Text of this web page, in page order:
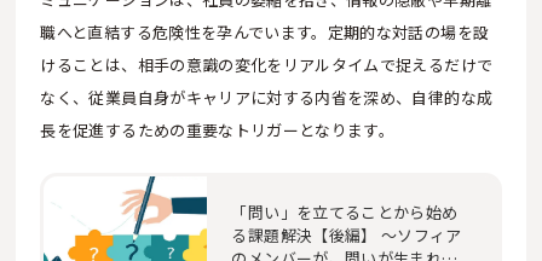
職へと直結する危険性を孕んでいます。定期的な対話の場を設
けることは、相手の意識の変化をリアルタイムで捉えるだけで
なく、従業員自身がキャリアに対する内省を深め、自律的な成
長を促進するための重要なトリガーとなります。
「問い」を立てることから始め
る課題解決【後編】 〜ソフィア